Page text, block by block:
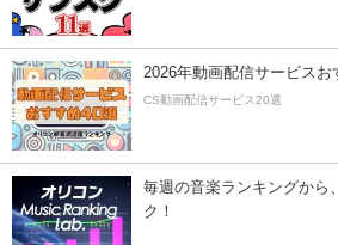
2026年動画配信サービスお
CS動画配信サービス20選
毎週の音楽ランキングから
ク！